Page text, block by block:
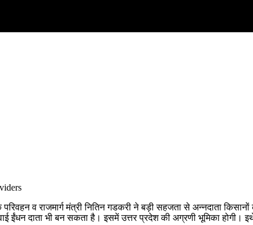
व राजमार्ग मंत्री नितिन गडकरी ने बड़ी सहजता से अन्नदाता
ईंधन दाता भी बन सकता है। इसमें उत्तर प्रदेश की अग्रणी भूमिका होगी।